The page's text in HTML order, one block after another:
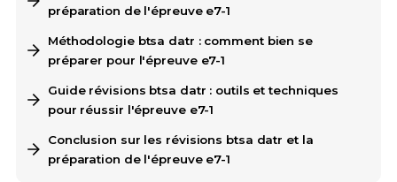
préparation de l'épreuve e7-1
Méthodologie btsa datr : comment bien se
préparer pour l'épreuve e7-1
Guide révisions btsa datr : outils et techniques
pour réussir l'épreuve e7-1
Conclusion sur les révisions btsa datr et la
préparation de l'épreuve e7-1